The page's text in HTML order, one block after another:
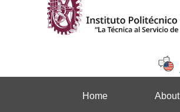
Home About